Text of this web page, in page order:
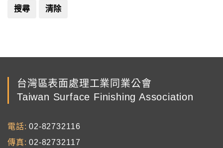
搜尋 清除
台灣區表面處理工業同業公會
Taiwan Surface Finishing Association
電話
02-82732116
傳真
02-82732117